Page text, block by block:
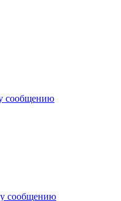
сообщению
сообщению